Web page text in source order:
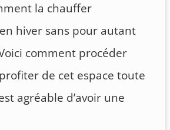
la chauffer
hiver sans pour autant
comment procéder
de cet espace toute
agréable d’avoir une